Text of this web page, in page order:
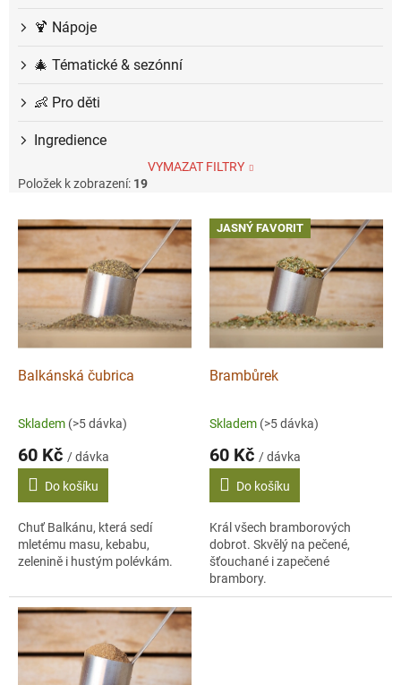
🍹 Nápoje
🎄 Tématické & sezónní
👶 Pro děti
Ingredience
VYMAZAT FILTRY
Položek k zobrazení: 19
V
Balkánská čubrica
Skladem (>5 dávka)
60 Kč / dávka
Do košíku
Chuť Balkánu, která sedí
mletému masu, kebabu,
zelenině i hustým polévkám.
JASNÝ FAVORIT
Brambůrek
Skladem (>5 dávka)
60 Kč / dávka
Do košíku
Král všech bramborových
dobrot. Skvělý na pečené,
šťouchané i zapečené
brambory.